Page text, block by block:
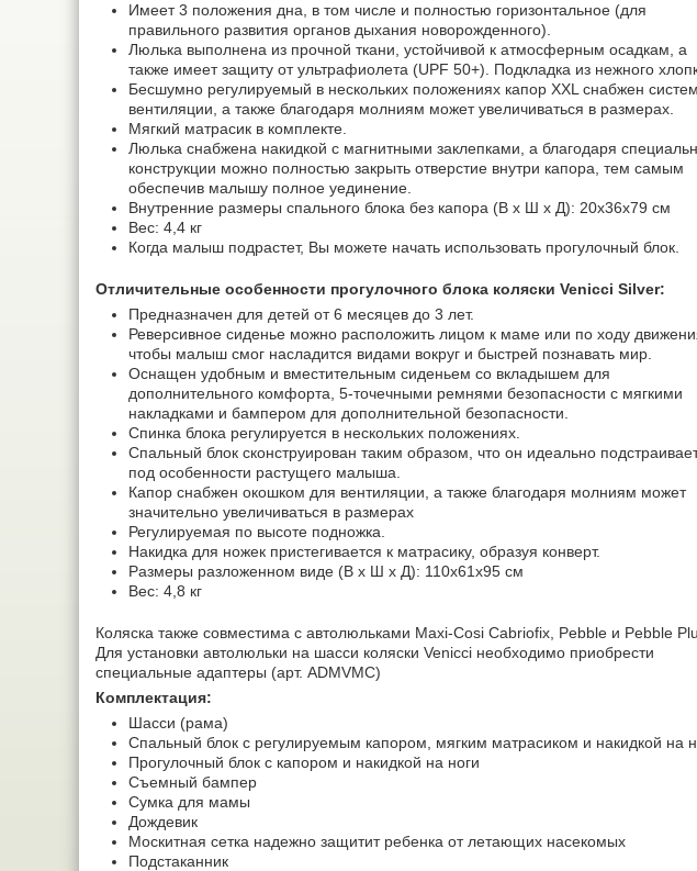
Имеет 3 положения дна, в том числе и полностью горизонтальное (для
правильного развития органов дыхания новорожденного).
Люлька выполнена из прочной ткани, устойчивой к атмосферным осадкам, а
также имеет защиту от ультрафиолета (UPF 50+). Подкладка из нежного
Бесшумно регулируемый в нескольких положениях капор XXL снабжен
вентиляции, а также благодаря молниям может увеличиваться в размерах.
Мягкий матрасик в комплекте.
Люлька снабжена накидкой с магнитными заклепками, а благодаря
конструкции можно полностью закрыть отверстие внутри капора, тем самым
обеспечив малышу полное уединение.
Внутренние размеры спального блока без капора (В х Ш х Д): 20х36х79 см
Вес: 4,4 кг
Когда малыш подрастет, Вы можете начать использовать прогулочный блок.
Отличительные особенности прогулочного блока коляски Venicci Silver:
Предназначен для детей от 6 месяцев до 3 лет.
Реверсивное сиденье можно расположить лицом к маме или по ходу
чтобы малыш смог насладится видами вокруг и быстрей познавать мир.
Оснащен удобным и вместительным сиденьем со вкладышем для
дополнительного комфорта, 5-точечными ремнями безопасности с мягкими
накладками и бампером для дополнительной безопасности.
Спинка блока регулируется в нескольких положениях.
Спальный блок сконструирован таким образом, что он идеально
под особенности растущего малыша.
Капор снабжен окошком для вентиляции, а также благодаря молниям может
значительно увеличиваться в размерах
Регулируемая по высоте подножка.
Накидка для ножек пристегивается к матрасику, образуя конверт.
Размеры разложенном виде (В х Ш х Д): 110х61х95 см
Вес: 4,8 кг
Коляска также совместима с автолюльками Maxi-Cosi Cabriofix, Pebble и Pebble
Для установки автолюльки на шасси коляски Venicci необходимо приобрести
специальные адаптеры (арт. ADMVMC)
Комплектация:
Шасси (рама)
Спальный блок с регулируемым капором, мягким матрасиком и накидкой на
Прогулочный блок с капором и накидкой на ноги
Съемный бампер
Сумка для мамы
Дождевик
Москитная сетка надежно защитит ребенка от летающих насекомых
Подстаканник